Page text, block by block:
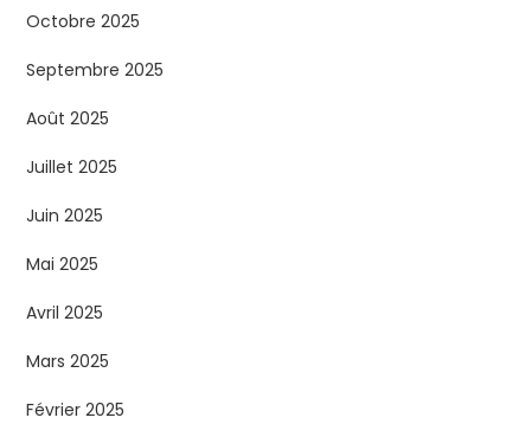
Octobre 2025
Septembre 2025
Août 2025
Juillet 2025
Juin 2025
Mai 2025
Avril 2025
Mars 2025
Février 2025